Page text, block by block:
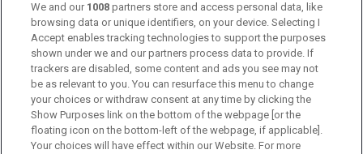
Kontakta oss
Kundtjänst
Sponsor: Rekatochklart
Annonsera på Fotbolldirekt
Redaktionell policy
We and our 1008 partners store and access personal data, like
browsing data or unique identifiers, on your device. Selecting I
Accept enables tracking technologies to support the purposes
shown under we and our partners process data to provide. If
trackers are disabled, some content and ads you see may not
be as relevant to you. You can resurface this menu to change
your choices or withdraw consent at any time by clicking the
Show Purposes link on the bottom of the webpage [or the
floating icon on the bottom-left of the webpage, if applicable].
Your choices will have effect within our Website. For more